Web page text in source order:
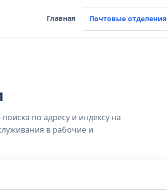
Главная Почтовые отделения
по адресу и индексу на
в рабочие и